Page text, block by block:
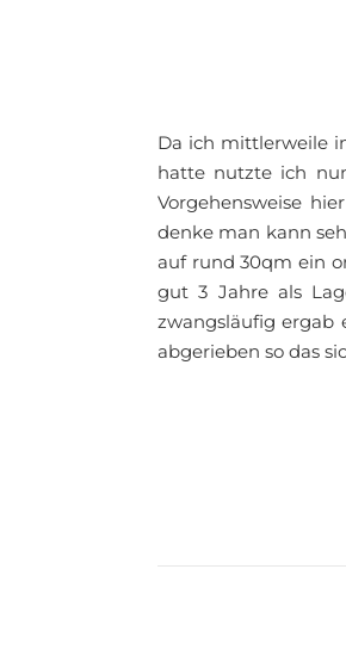
Da ich mittlerweile
hatte nutzte ich
Vorgehensweise
denke man kann
auf rund 30qm ein
gut 3 Jahre als
zwangsläufig ergab
abgerieben so das